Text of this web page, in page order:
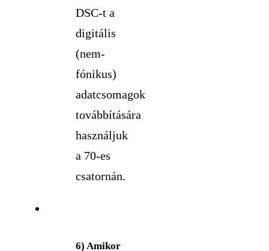
DSC-t a
digitális
(nem-
fónikus)
adatcsomagok
továbbítására
használjuk
a 70-es
csatornán.
6) Amikor